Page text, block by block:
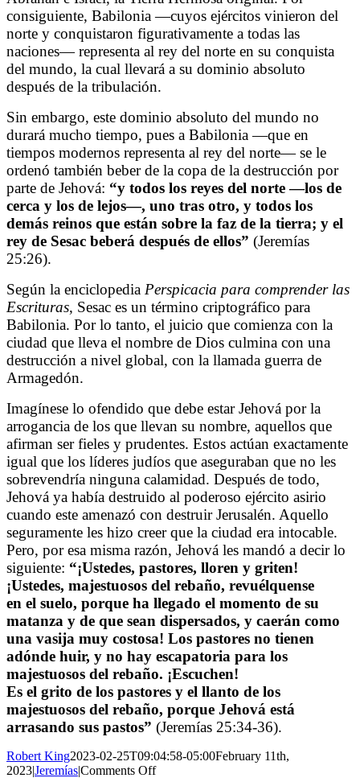
consiguiente, Babilonia—cuyos ejércitos vinieron del
norte y conquistaron figurativamente a todas las
naciones—representa al rey del norte en su conquista
del mundo, la cual llevará a su dominio absoluto
después de la tribulación.
Sin embargo, este dominio absoluto del mundo no
durará mucho tiempo, pues a Babilonia—que en
tiempos modernos representa al rey del norte—se le
ordenó también beber de la copa de la destrucción por
parte de Jehová: “y todos los reyes del norte —los de
cerca y los de lejos—, uno tras otro, y todos los
demás reinos que están sobre la faz de la tierra; y el
rey de Sesac beberá después de ellos” (Jeremías
25:26).
Según la enciclopedia Perspicacia para comprender las
Escrituras, Sesac es un término criptográfico para
Babilonia. Por lo tanto, el juicio que comienza con la
ciudad que lleva el nombre de Dios culmina con una
destrucción a nivel global, con la llamada guerra de
Armagedón.
Imagínese lo ofendido que debe estar Jehová por la
arrogancia de los que llevan su nombre, aquellos que
afirman ser fieles y prudentes. Estos actúan exactamente
igual que los líderes judíos que aseguraban que no les
sobrevendría ninguna calamidad. Después de todo,
Jehová ya había destruido al poderoso ejército asirio
cuando este amenazó con destruir Jerusalén. Aquello
seguramente les hizo creer que la ciudad era intocable.
Pero, por esa misma razón, Jehová les mandó a decir lo
siguiente: “¡Ustedes, pastores, lloren y griten!
¡Ustedes, majestuosos del rebaño, revuélquense
en el suelo, porque ha llegado el momento de su
matanza y de que sean dispersados, y caerán como
una vasija muy costosa! Los pastores no tienen
adónde huir, y no hay escapatoria para los
majestuosos del rebaño. ¡Escuchen!
Es el grito de los pastores y el llanto de los
majestuosos del rebaño, porque Jehová está
arrasando sus pastos” (Jeremías 25:34-36).
Robert King2023-02-25T09:04:58-05:00February 11th,
2023|Jeremías|Comments Offon